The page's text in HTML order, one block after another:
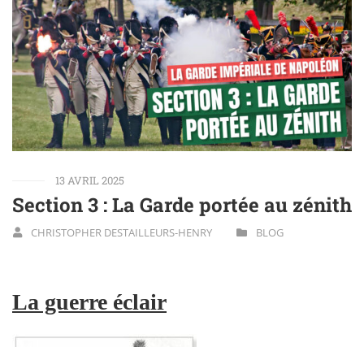
13 AVRIL 2025
Section 3 : La Garde portée au zénith
CHRISTOPHER DESTAILLEURS-HENRY BLOG
La guerre éclair